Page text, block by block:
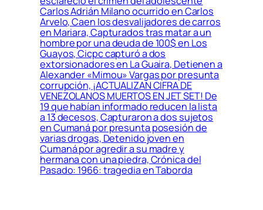
Carlos Adrián Milano ocurrido en Carlos
Arvelo, Caen los desvalijadores de carros
en Mariara, Capturados tras matar a un
hombre por una deuda de 100$ en Los
Guayos, Cicpc capturó a dos
extorsionadores en La Guaira, Detienen a
Alexander «Mimou» Vargas por presunta
corrupción, ¡ACTUALIZAN CIFRA DE
VENEZOLANOS MUERTOS EN JET SET! De
19 que habían informado reducen la lista
a 13 decesos, Capturaron a dos sujetos
en Cumaná por presunta posesión de
varias drogas, Detenido joven en
Cumaná por agredir a su madre y
hermana con una piedra, Crónica del
Pasado: 1966: tragedia en Taborda